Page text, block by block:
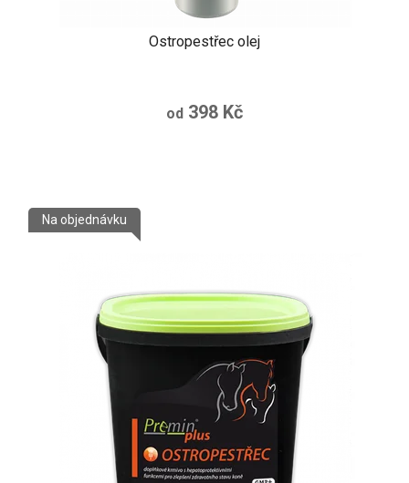
Ostropestřec olej
od 398 Kč
Na objednávku